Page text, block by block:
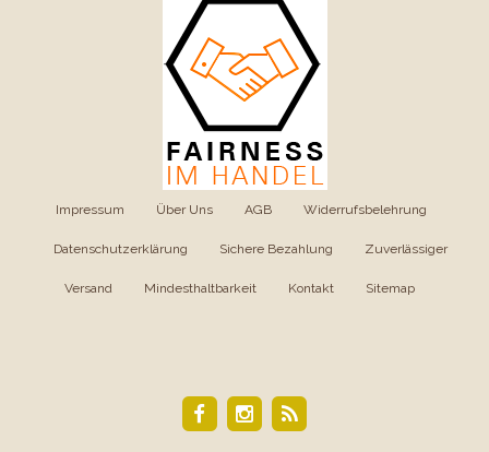
Impressum Über Uns AGB Widerrufsbelehrung
Datenschutzerklärung Sichere Bezahlung Zuverlässiger
Versand Mindesthaltbarkeit Kontakt Sitemap